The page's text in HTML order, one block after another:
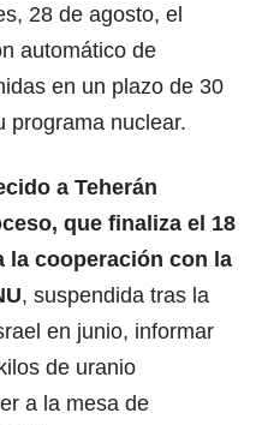
28 de agosto, el
automático de
en un plazo de 30
programa nuclear.
a Teherán
que finaliza el 18
la cooperación con la
, suspendida tras la
en junio, informar
de uranio
a la mesa de